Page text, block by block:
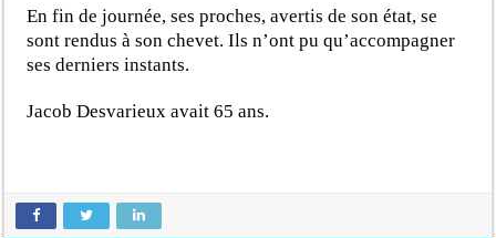
En fin de journée, ses proches, avertis de son état, se
sont rendus à son chevet. Ils n’ont pu qu’accompagner
ses derniers instants.
Jacob Desvarieux avait 65 ans.